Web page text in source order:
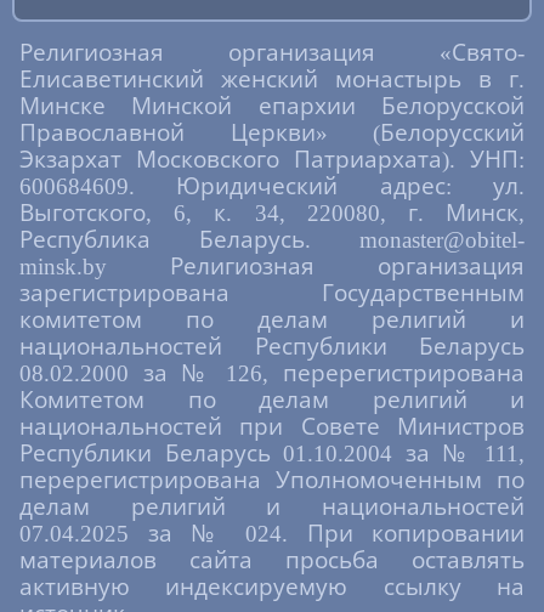
Религиозная организация «Свято-
Елисаветинский женский монастырь в г.
Минске Минской епархии Белорусской
Православной Церкви» (Белорусский
Экзархат Московского Патриархата). УНП:
600684609. Юридический адрес: ул.
Выготского, 6, к. 34, 220080, г. Минск,
Республика Беларусь. monaster@obitel-
minsk.by Религиозная организация
зарегистрирована Государственным
комитетом по делам религий и
национальностей Республики Беларусь
08.02.2000 за № 126, перерегистрирована
Комитетом по делам религий и
национальностей при Совете Министров
Республики Беларусь 01.10.2004 за № 111,
перерегистрирована Уполномоченным по
делам религий и национальностей
07.04.2025 за № 024. При копировании
материалов сайта просьба оставлять
активную индексируемую ссылку на